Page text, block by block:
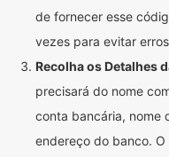
de fornecer esse
vezes para evitar
Recolha os Detalhes
precisará do nome
conta bancária, nome
endereço do banco.